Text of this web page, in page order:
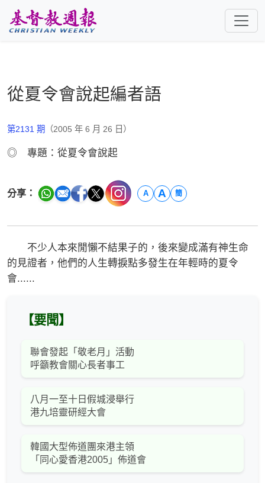
從夏令會說起編者語
第2131 期 （2005 年 6 月 26 日）
◎ 專題：從夏令會說起
分享： A A 簡
不少人本來閒懶不結果子的，後來變成滿有神生命
的見證者，他們的人生轉捩點多發生在年輕時的夏令
會......
【要聞】
聯會發起「敬老月」活動
呼籲教會關心長者事工
八月一至十日假城浸舉行
港九培靈研經大會
韓國大型佈道團來港主領
「同心愛香港2005」佈道會